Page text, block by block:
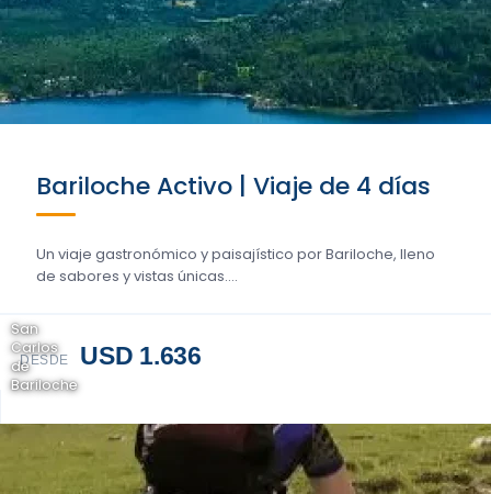
Bariloche Activo | Viaje de 4 días
Un viaje gastronómico y paisajístico por Bariloche, lleno
de sabores y vistas únicas....
DESDE USD 1.636
San
Carlos
de
Bariloche